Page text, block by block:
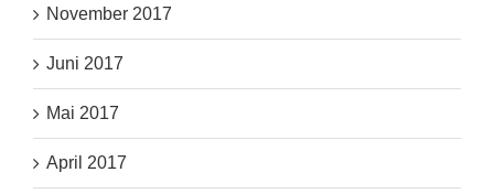
November 2017
Juni 2017
Mai 2017
April 2017